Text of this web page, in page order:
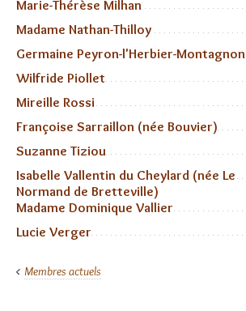
Marie-Thérèse Milhan
Madame Nathan-Thilloy
Germaine Peyron-l'Herbier-Montagnon
Wilfride Piollet
Mireille Rossi
Françoise Sarraillon (née Bouvier)
Suzanne Tiziou
Isabelle Vallentin du Cheylard (née Le
Normand de Bretteville)
Madame Dominique Vallier
Lucie Verger
Membres actuels